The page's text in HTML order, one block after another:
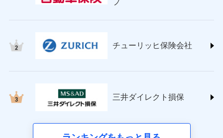
チューリッヒ保険会社 (https://www.zurich.co.jp/)
(https://www.nisshinfire.co.jp/)
(https://www.petfamilyins.co.jp/)
ins.com/)
三井ダイレクト損害保険株式会社
プ
チューリッヒ保険会社
三井ダイレクト損保